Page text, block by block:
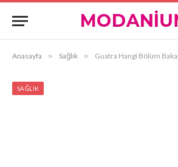
Anasayfa » Sağlık » Guatra Hangi Bölüm
SAĞLIK